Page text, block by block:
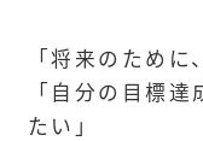
「将来のために
「自分の目標
たい」